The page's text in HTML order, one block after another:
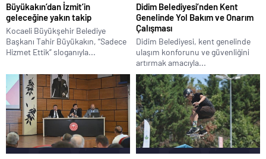
Büyükakın’dan İzmit’in
geleceğine yakın takip
Kocaeli Büyükşehir Belediye
Başkanı Tahir Büyükakın, “Sadece
Hizmet Ettik” sloganıyla...
Didim Belediyesi’nden Kent
Genelinde Yol Bakım ve Onarım
Çalışması
Didim Belediyesi, kent genelinde
ulaşım konforunu ve güvenliğini
artırmak amacıyla...